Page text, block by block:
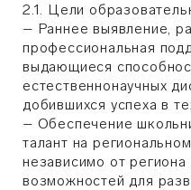
2.1. Цели
– Раннее выявление,
профессиональная
выдающиеся
естественнонаучных
добившихся успеха в
– Обеспечение
талант на
независимо от
возможностей для